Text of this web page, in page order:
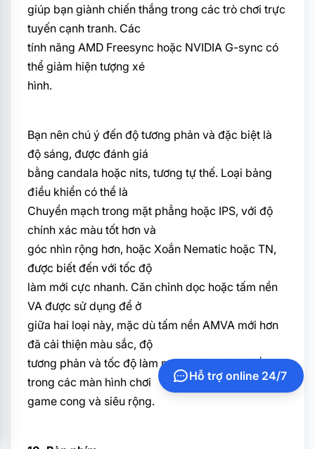
giúp bạn giành chiến thắng trong các trò chơi trực
tuyến cạnh tranh. Các
tính năng AMD Freesync hoặc NVIDIA G-sync có
thể giảm hiện tượng xé
hình.
Bạn nên chú ý đến độ tương phản và đặc biệt là
độ sáng, được đánh giá
bằng candala hoặc nits, tương tự thế. Loại bảng
điều khiển có thể là
Chuyển mạch trong mặt phẳng hoặc IPS, với độ
chính xác màu tốt hơn và
góc nhìn rộng hơn, hoặc Xoắn Nematic hoặc TN,
được biết đến với tốc độ
làm mới cực nhanh. Căn chỉnh dọc hoặc tấm nền
VA được sử dụng để ở
giữa hai loại này, mặc dù tấm nền AMVA mới hơn
đã cải thiện màu sắc, độ
tương phản và tốc độ làm mới và được tìm thấy
trong các màn hình chơi
game cong và siêu rộng.
Hỗ trợ online 24/7